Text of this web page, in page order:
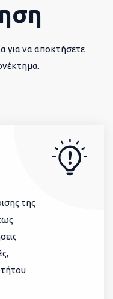
για να αποκτήσετε
της